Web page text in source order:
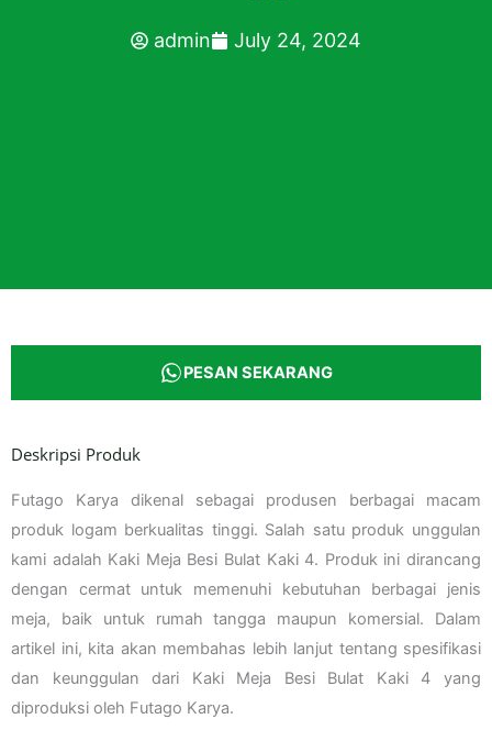
admin July 24, 2024
PESAN SEKARANG
Deskripsi Produk
Futago Karya dikenal sebagai produsen berbagai macam
produk logam berkualitas tinggi. Salah satu produk unggulan
kami adalah Kaki Meja Besi Bulat Kaki 4. Produk ini dirancang
dengan cermat untuk memenuhi kebutuhan berbagai jenis
meja, baik untuk rumah tangga maupun komersial. Dalam
artikel ini, kita akan membahas lebih lanjut tentang spesifikasi
dan keunggulan dari Kaki Meja Besi Bulat Kaki 4 yang
diproduksi oleh Futago Karya.